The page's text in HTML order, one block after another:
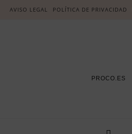
AVISO LEGAL POLÍTICA DE PRIVACIDAD
PROCO.ES